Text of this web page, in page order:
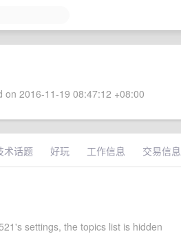
on 2016-11-19 08:47:12 +08:00
术话题 好玩 工作信息 交易信息
settings, the topics list is hidden